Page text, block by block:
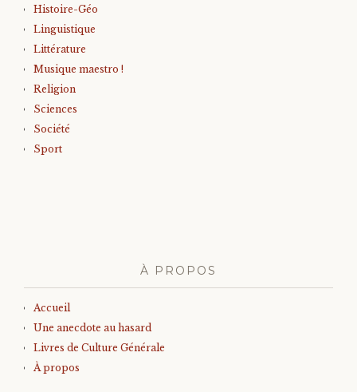
Histoire-Géo
Linguistique
Littérature
Musique maestro !
Religion
Sciences
Société
Sport
À PROPOS
Accueil
Une anecdote au hasard
Livres de Culture Générale
À propos